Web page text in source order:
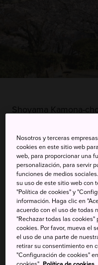
Shoyama Kamona-
Ver en Google Maps
Información de transporte
PALABRAS CLAVE
Más de 500
parque
Nosotros y terceras
cookies en este sitio web
web, para proporcionar una
personalización, para servir
funciones de medios
su uso de este sitio web con
"Política de cookies" y
información. Haga clic en
acuerdo con el uso de todas
"Rechazar todas las
cookies. Por favor, mueva el
el uso de una parte de
retirar su consentimiento en
"Configuración de cookies"